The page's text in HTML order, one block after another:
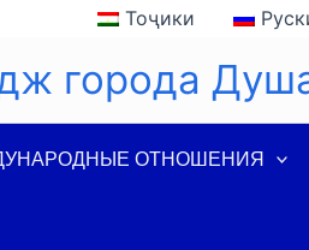
Тоҷики
города
ОТНОШЕНИЯ